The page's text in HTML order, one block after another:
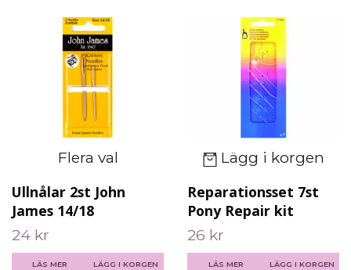
Flera val
Ullnålar 2st John
James 14/18
24 kr
LÄS MER LÄGG I KORGEN
Lägg i korgen
Reparationsset 7st
Pony Repair kit
26 kr
LÄS MER